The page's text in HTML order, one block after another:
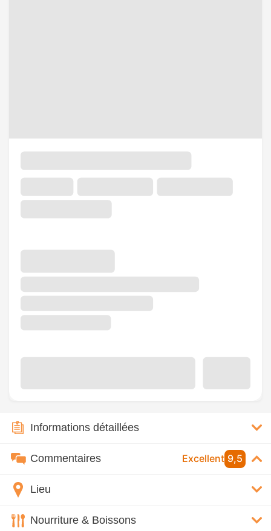
Informations détaillées
Commentaires Excellent 9,5
Lieu
Nourriture & Boissons